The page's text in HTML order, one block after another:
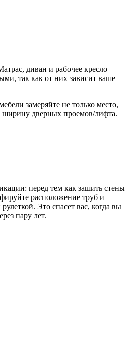
диван и рабочее кресло
так как от них зависит ваше
замеряйте не только место,
ширину дверных проемов/лифта.
перед тем как зашить стены
расположение труб и
Это спасет вас, когда вы
пару лет.